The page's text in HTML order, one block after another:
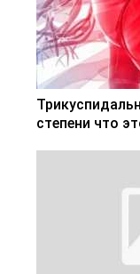
степени что